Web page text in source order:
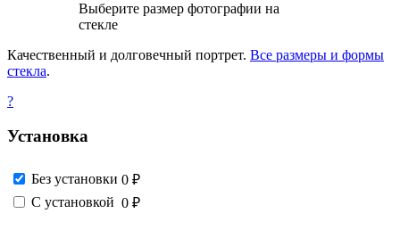
Выберите размер фотографии на
стекле
Качественный и долговечный портрет. Все размеры и формы
стекла.
?
Установка
Без установки 0 ₽
С установкой 0 ₽